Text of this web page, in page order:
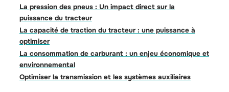
La pression des pneus : Un impact direct sur la
puissance du tracteur
La capacité de traction du tracteur : une puissance à
optimiser
La consommation de carburant : un enjeu économique et
environnemental
Optimiser la transmission et les systèmes auxiliaires